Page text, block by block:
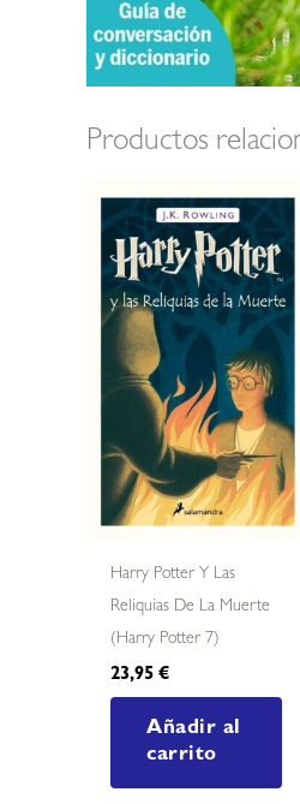
Productos
Harry Potter Y Las
Reliquias De La Muerte
(harry Potter 7)
23,95€
Añadir al
carrito